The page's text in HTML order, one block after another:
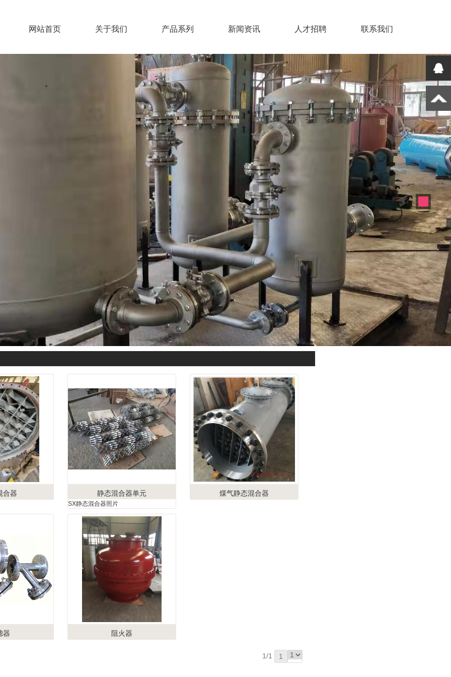
网站首页 关于我们 产品系列 新闻资讯 人才招聘 联系我们
合器 静态混合器单元
SX静态混合器照片
煤气静态混合器
器 阻火器
1/1 1